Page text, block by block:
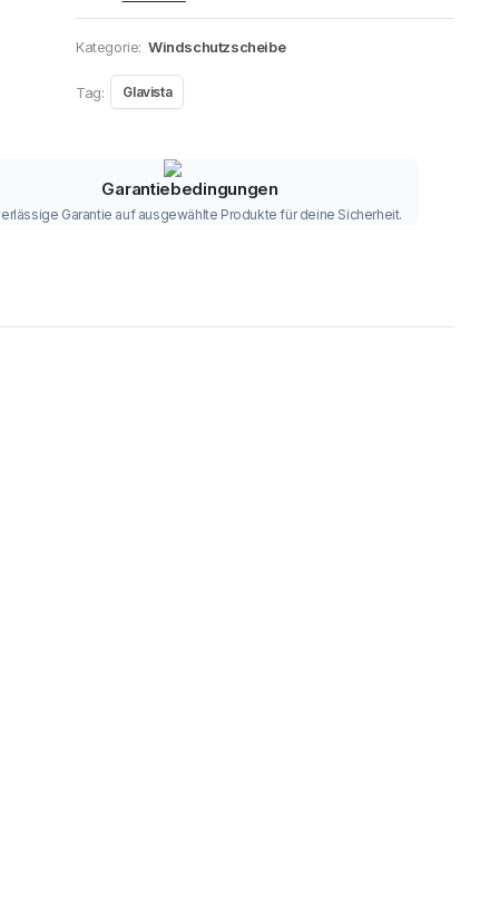
Kategorie: Windschutzscheibe
Tag: Glavista
Garantiebedingungen
Garantie auf ausgewählte Produkte für deine Sicherheit.